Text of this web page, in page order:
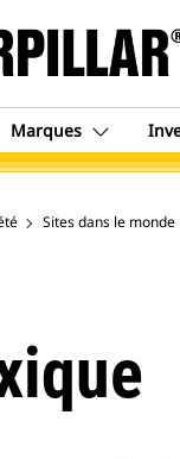
Marques
Sites dans le monde